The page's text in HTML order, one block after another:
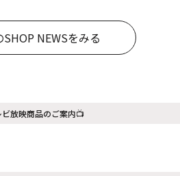
NEWSをみる
ビ放映商品のご案内📺